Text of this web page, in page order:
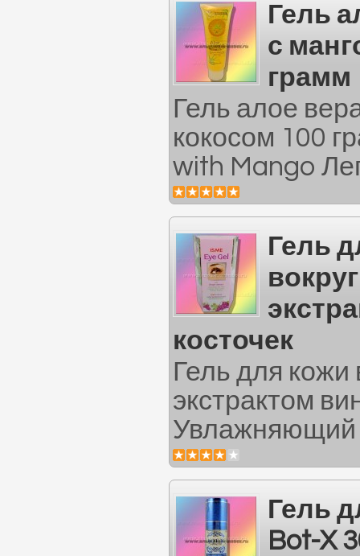
Гель
с
грамм
Гель алое
кокосом 100
with Mango
Гель
косточек
Гель для кожи
экстрактом
Увлажняющий
Гель
Bot-X